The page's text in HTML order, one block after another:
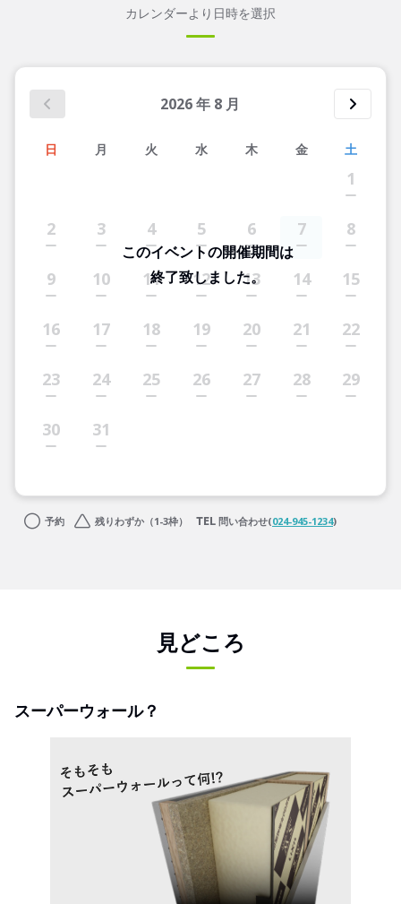
カレンダーより日時を選択
2026年 8 月
日 月 火 水 木 金 土
1
2 3 4 5 6 7 8
9 10 11 12 13 14 15
16 17 18 19 20 21 22
23 24 25 26 27 28 29
30 31
このイベントの開催期間は
終了致しました。
予約 残りわずか（1-3枠） 問い合わせ(024-945-1234)
見どころ
スーパーウォール？